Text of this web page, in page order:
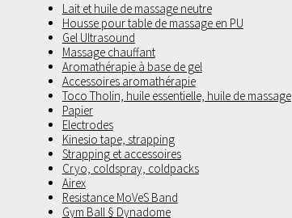
Lait et huile de massage neutre
Housse pour table de massage en PU
Gel Ultrasound
Massage chauffant
Aromathérapie à base de gel
Accessoires aromathérapie
Toco Tholin, huile essentielle, huile de massage
Papier
Electrodes
Kinesio tape, strapping
Strapping et accessoires
Cryo, coldspray, coldpacks
Airex
Resistance MoVeS Band
Gym Ball § Dynadome